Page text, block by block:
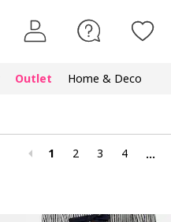
Outlet Home & Deco
1 2 3 4 ...